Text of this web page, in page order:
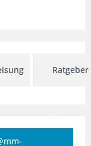
Ratgeber